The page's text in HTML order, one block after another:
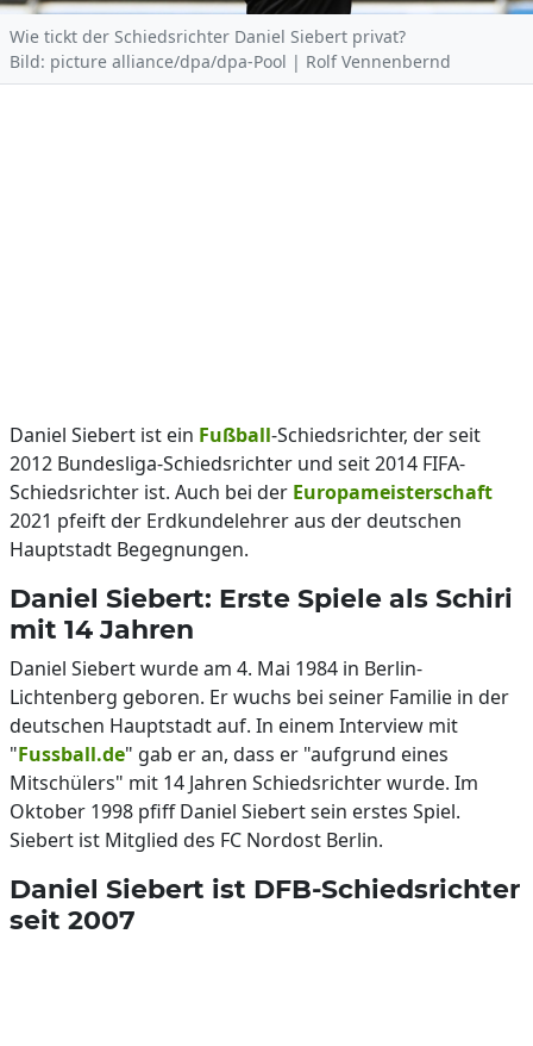
Wie tickt der Schiedsrichter Daniel Siebert privat?
Bild: picture alliance/dpa/dpa-Pool | Rolf Vennenbernd
Daniel Siebert ist ein Fußball-Schiedsrichter, der seit
2012 Bundesliga-Schiedsrichter und seit 2014 FIFA-
Schiedsrichter ist. Auch bei der Europameisterschaft
2021 pfeift der Erdkundelehrer aus der deutschen
Hauptstadt Begegnungen.
Daniel Siebert: Erste Spiele als Schiri
mit 14 Jahren
Daniel Siebert wurde am 4. Mai 1984 in Berlin-
Lichtenberg geboren. Er wuchs bei seiner Familie in der
deutschen Hauptstadt auf. In einem Interview mit
"Fussball.de" gab er an, dass er "aufgrund eines
Mitschülers" mit 14 Jahren Schiedsrichter wurde. Im
Oktober 1998 pfiff Daniel Siebert sein erstes Spiel.
Siebert ist Mitglied des FC Nordost Berlin.
Daniel Siebert ist DFB-Schiedsrichter
seit 2007